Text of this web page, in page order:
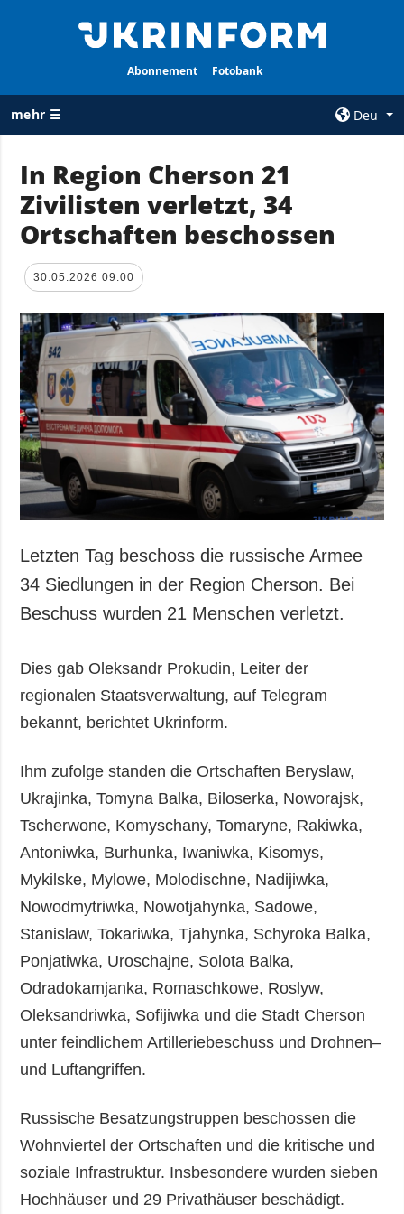
Abonnement Fotobank
mehr ☰
Deu
ALLE
RUBRIKEN
Krieg
Wiederaufbau
Politik
Wirtschaft
Militär
Gesellschaft und
Kultur
Sport
Kriminalität
Notstand und
AGENTUR
Über uns
Politik zur
Vertraulichkeit
und zum Schutz
personenbezogener
Daten
ZUSÄTZLICH
Veröffentlichungen
Fotos
Video
LEISTUNGEN
Abonnement
In Region Cherson 21
Zivilisten verletzt, 34
Ortschaften beschossen
30.05.2026 09:00
Letzten Tag beschoss die russische Armee
34 Siedlungen in der Region Cherson. Bei
Beschuss wurden 21 Menschen verletzt.
Dies gab Oleksandr Prokudin, Leiter der
regionalen Staatsverwaltung, auf Telegram
bekannt, berichtet Ukrinform.
Ihm zufolge standen die Ortschaften Beryslaw,
Ukrajinka, Tomyna Balka, Biloserka, Noworajsk,
Tscherwone, Komyschany, Tomaryne, Rakiwka,
Antoniwka, Burhunka, Iwaniwka, Kisomys,
Mykilske, Mylowe, Molodischne, Nadijiwka,
Nowodmytriwka, Nowotjahynka, Sadowe,
Stanislaw, Tokariwka, Tjahynka, Schyroka Balka,
Ponjatiwka, Uroschajne, Solota Balka,
Odradokamjanka, Romaschkowe, Roslyw,
Oleksandriwka, Sofijiwka und die Stadt Cherson
unter feindlichem Artilleriebeschuss und Drohnen–
und Luftangriffen.
Russische Besatzungstruppen beschossen die
Wohnviertel der Ortschaften und die kritische und
soziale Infrastruktur. Insbesondere wurden sieben
Hochhäuser und 29 Privathäuser beschädigt.